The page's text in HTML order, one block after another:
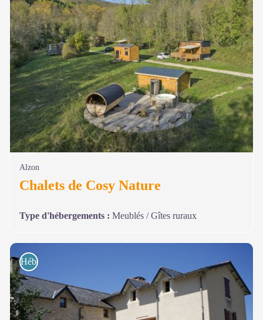
Alzon
Chalets de Cosy Nature
Type d'hébergements : Meublés / Gîtes ruraux
Hébergements